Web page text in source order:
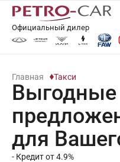
Официальный дилер
Главная Такси
Выгодные
для
- Кредит от 4.9%